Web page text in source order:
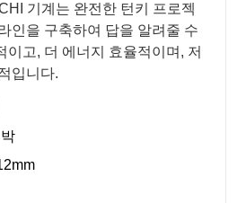
기계는 완전한 턴키 프로젝
인을 구축하여 답을 알려줄 수
이고, 더 에너지 효율적이며, 저
입니다.